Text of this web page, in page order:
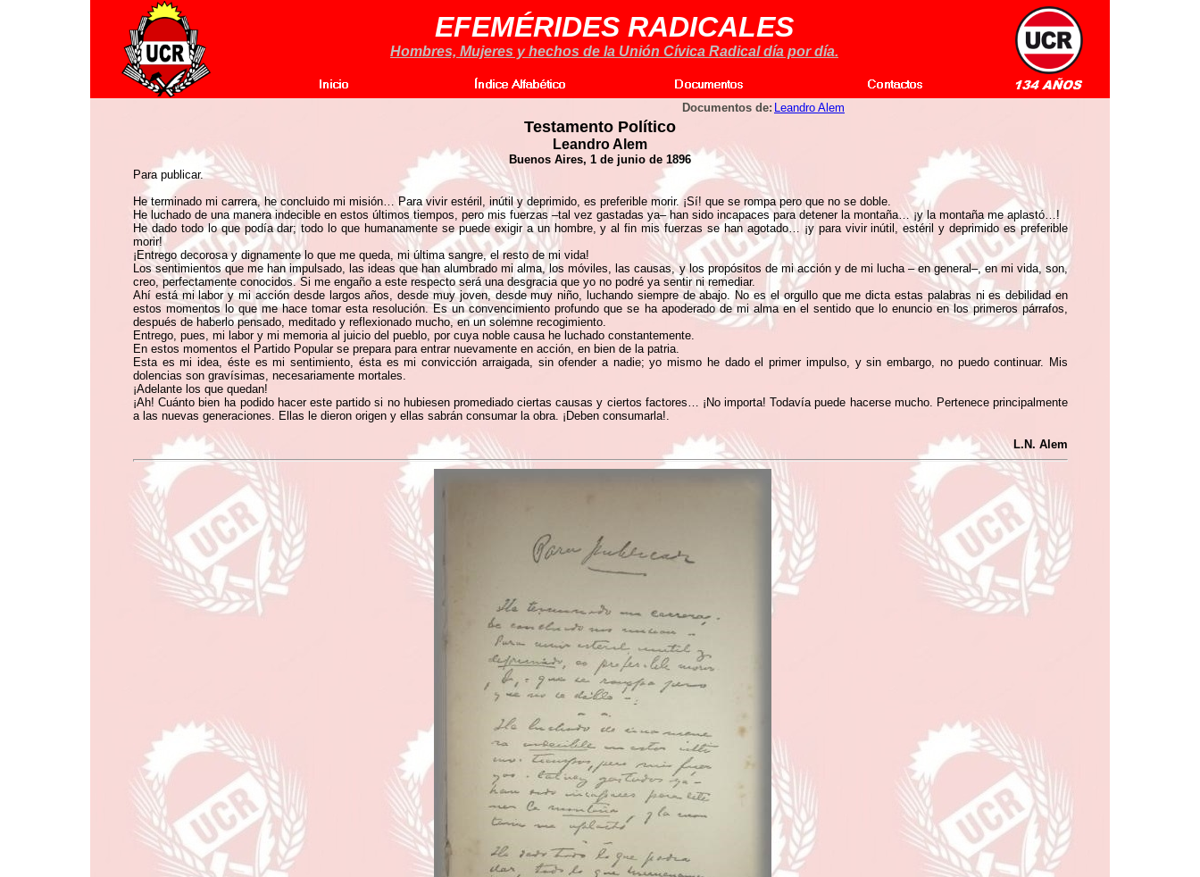
EFEMÉRIDES RADICALES
Hombres, Mujeres y hechos de la Unión Cívica Radical día por día.
Documentos de: Leandro Alem
Testamento Político
Leandro Alem
Buenos Aires, 1 de junio de 1896
Para publicar.
He terminado mi carrera, he concluido mi misión… Para vivir estéril, inútil y deprimido, es preferible morir. ¡Sí! que se rompa pero que no se doble.
He luchado de una manera indecible en estos últimos tiempos, pero mis fuerzas –tal vez gastadas ya– han sido incapaces para detener la montaña… ¡y la montaña me aplastó…!
He dado todo lo que podía dar; todo lo que humanamente se puede exigir a un hombre, y al fin mis fuerzas se han agotado… ¡y para vivir inútil, estéril y deprimido es preferible
morir!
¡Entrego decorosa y dignamente lo que me queda, mi última sangre, el resto de mi vida!
Los sentimientos que me han impulsado, las ideas que han alumbrado mi alma, los móviles, las causas, y los propósitos de mi acción y de mi lucha – en general–, en mi vida, son,
creo, perfectamente conocidos. Si me engaño a este respecto será una desgracia que yo no podré ya sentir ni remediar.
Ahí está mi labor y mi acción desde largos años, desde muy joven, desde muy niño, luchando siempre de abajo. No es el orgullo que me dicta estas palabras ni es debilidad en
estos momentos lo que me hace tomar esta resolución. Es un convencimiento profundo que se ha apoderado de mi alma en el sentido que lo enuncio en los primeros párrafos,
después de haberlo pensado, meditado y reflexionado mucho, en un solemne recogimiento.
Entrego, pues, mi labor y mi memoria al juicio del pueblo, por cuya noble causa he luchado constantemente.
En estos momentos el Partido Popular se prepara para entrar nuevamente en acción, en bien de la patria.
Esta es mi idea, éste es mi sentimiento, ésta es mi convicción arraigada, sin ofender a nadie; yo mismo he dado el primer impulso, y sin embargo, no puedo continuar. Mis
dolencias son gravísimas, necesariamente mortales.
¡Adelante los que quedan!
¡Ah! Cuánto bien ha podido hacer este partido si no hubiesen promediado ciertas causas y ciertos factores… ¡No importa! Todavía puede hacerse mucho. Pertenece principalmente
a las nuevas generaciones. Ellas le dieron origen y ellas sabrán consumar la obra. ¡Deben consumarla!.
L.N. Alem